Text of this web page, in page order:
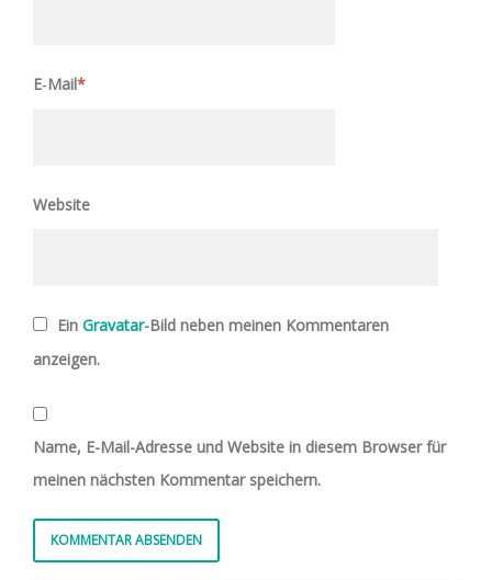
E‑Mail*
Website
Ein Gravatar-Bild neben meinen Kommentaren
anzeigen.
Name, E-Mail-Adresse und Website in diesem Browser für
meinen nächsten Kommentar speichern.